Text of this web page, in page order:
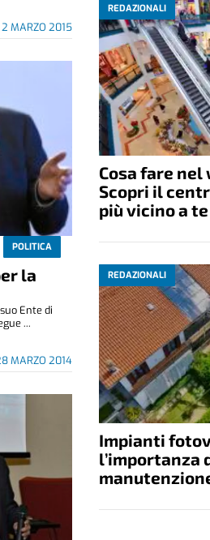
2 MARZO 2015
POLITICA
la
MARZO 2014
Ente di
...
REDAZIONALI
Cosa fare nel
Scopri il
più vicino a te
REDAZIONALI
Impianti
l’importanza